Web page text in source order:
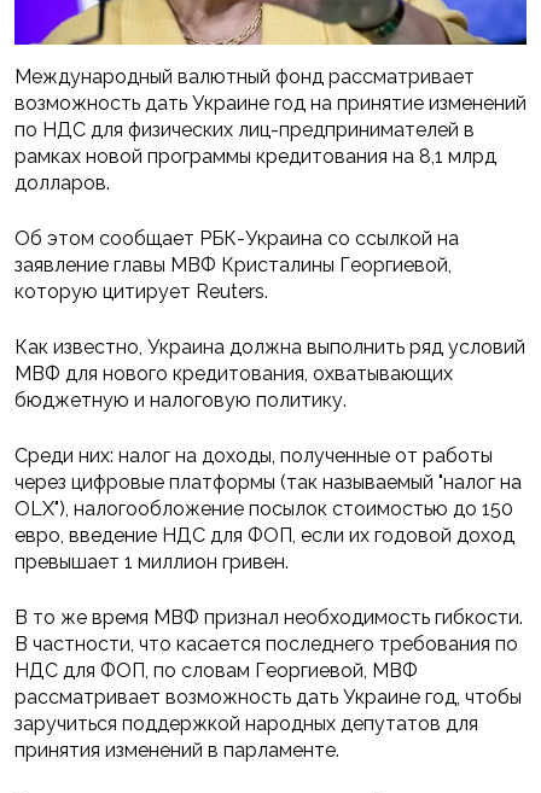
Международный валютный фонд рассматривает
возможность дать Украине год на принятие изменений
по НДС для физических лиц-предпринимателей в
рамках новой программы кредитования на 8,1 млрд
долларов.
Об этом сообщает РБК-Украина со ссылкой на
заявление главы МВФ Кристалины Георгиевой,
которую цитирует Reuters.
Как известно, Украина должна выполнить ряд условий
МВФ для нового кредитования, охватывающих
бюджетную и налоговую политику.
Среди них: налог на доходы, полученные от работы
через цифровые платформы (так называемый "налог на
OLX"), налогообложение посылок стоимостью до 150
евро, введение НДС для ФОП, если их годовой доход
превышает 1 миллион гривен.
В то же время МВФ признал необходимость гибкости.
В частности, что касается последнего требования по
НДС для ФОП, по словам Георгиевой, МВФ
рассматривает возможность дать Украине год, чтобы
заручиться поддержкой народных депутатов для
принятия изменений в парламенте.